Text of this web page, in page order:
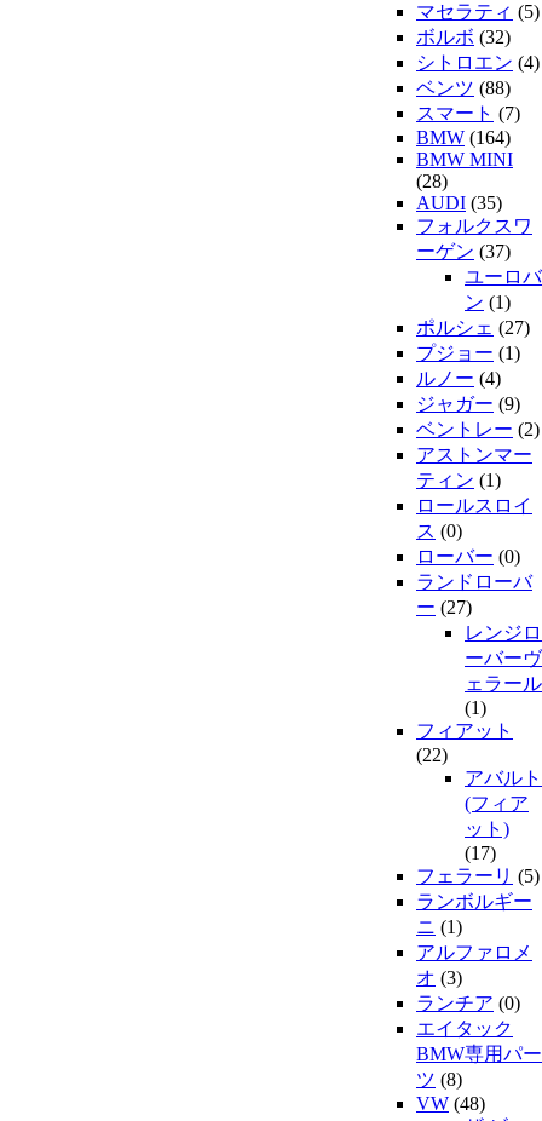
マセラティ (5)
ボルボ (32)
シトロエン (4)
ベンツ (88)
スマート (7)
BMW (164)
BMW MINI
(28)
AUDI (35)
フォルクスワ
ーゲン (37)
ユーロバ
ン (1)
ポルシェ (27)
プジョー (1)
ルノー (4)
ジャガー (9)
ベントレー (2)
アストンマー
ティン (1)
ロールスロイ
ス (0)
ローバー (0)
ランドローバ
ー (27)
レンジロ
ーバーヴ
ェラール
(1)
フィアット
(22)
アバルト
(フィア
ット)
(17)
フェラーリ (5)
ランボルギー
ニ (1)
アルファロメ
オ (3)
ランチア (0)
エイタック
BMW専用パー
ツ (8)
VW (48)